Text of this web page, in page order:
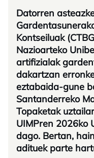
Datorren
Kontseiluak
Nazioarteko
artifizialak
dakartzan
eztabaida-gune
Santanderreko
Topaketak
UIMPren 2026ko
dago. Bertan,
adituek parte